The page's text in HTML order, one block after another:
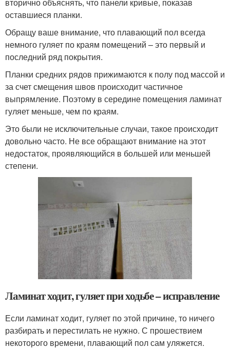
оставшиеся планки.
Обращу ваше внимание, что плавающий пол всегда
немного гуляет по краям помещений – это первый и
последний ряд покрытия.
Планки средних рядов прижимаются к полу под массой и
за счет смещения швов происходит частичное
выпрямление. Поэтому в середине помещения ламинат
гуляет меньше, чем по краям.
Это были не исключительные случаи, такое происходит
довольно часто. Не все обращают внимание на этот
недостаток, проявляющийся в большей или меньшей
степени.
Ламинат ходит, гуляет при ходьбе – исправление
Если ламинат ходит, гуляет по этой причине, то ничего
разбирать и перестилать не нужно. С прошествием
некоторого времени, плавающий пол сам уляжется.